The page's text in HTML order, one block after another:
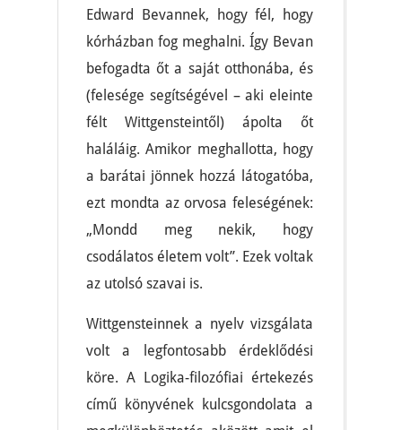
Edward Bevannek, hogy fél, hogy
kórházban fog meghalni. Így Bevan
befogadta őt a saját otthonába, és
(felesége segítségével – aki eleinte
félt Wittgensteintől) ápolta őt
haláláig. Amikor meghallotta, hogy
a barátai jönnek hozzá látogatóba,
ezt mondta az orvosa feleségének:
„Mondd meg nekik, hogy
csodálatos életem volt”. Ezek voltak
az utolsó szavai is.
Wittgensteinnek a nyelv vizsgálata
volt a legfontosabb érdeklődési
köre. A Logika-filozófiai értekezés
című könyvének kulcsgondolata a